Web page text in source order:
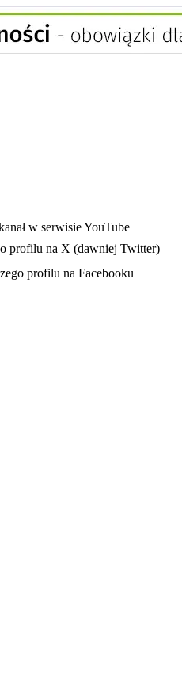
karcie
w serwisie YouTube
profilu na X (dawniej Twitter)
nowej karcieprofilu na Facebooku